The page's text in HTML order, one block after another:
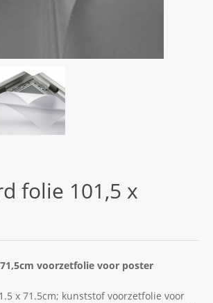
folie 101,5 x
voorzetfolie voor poster
x 71.5cm; kunststof voorzetfolie voor